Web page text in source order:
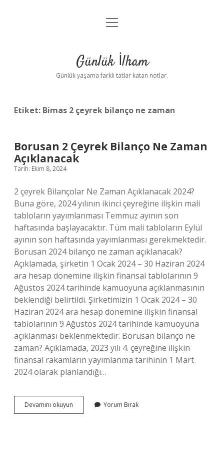
Anasayfa
Yasal Uyarı
menüyü
Günlük İlham
Günlük yaşama farklı tatlar katan notlar.
Etiket: Bimas 2 çeyrek bilanço ne zaman
Borusan 2 Çeyrek Bilanço Ne Zaman
Açıklanacak
Tarih: Ekim 8, 2024
2 çeyrek Bilançolar Ne Zaman Açıklanacak 2024?
Buna göre, 2024 yılının ikinci çeyreğine ilişkin mali
tabloların yayımlanması Temmuz ayının son
haftasında başlayacaktır. Tüm mali tabloların Eylül
ayının son haftasında yayımlanması gerekmektedir.
Borusan 2024 bilanço ne zaman açıklanacak?
Açıklamada, şirketin 1 Ocak 2024 – 30 Haziran 2024
ara hesap dönemine ilişkin finansal tablolarının 9
Ağustos 2024 tarihinde kamuoyuna açıklanmasının
beklendiği belirtildi. Şirketimizin 1 Ocak 2024 – 30
Haziran 2024 ara hesap dönemine ilişkin finansal
tablolarının 9 Ağustos 2024 tarihinde kamuoyuna
açıklanması beklenmektedir. Borusan bilanço ne
zaman? Açıklamada, 2023 yılı 4. çeyreğine ilişkin
finansal rakamların yayımlanma tarihinin 1 Mart
2024 olarak planlandığı…
Devamını okuyun Borusan
2
Yorum Bırak